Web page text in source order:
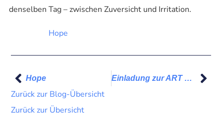
denselben Tag – zwischen Zuversicht und Irritation.
Hope
Hope Einladung zur ART FLUX 2025
Zurück zur Blog-Übersicht
Zurück zur Übersicht